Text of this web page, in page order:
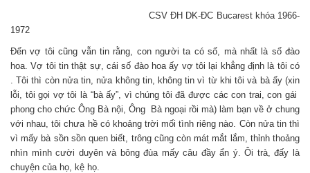
CSV ĐH DK-ĐC Bucarest khóa 1966-
1972
Đến vợ tôi cũng vẫn tin rằng, con người ta có số, mà nhất là số đào
hoa. Vợ tôi tin thật sự, cái số đào hoa ấy vợ tôi lại khẳng định là tôi có
. Tôi thì còn nửa tin, nửa không tin, không tin vì từ khi tôi và bà ấy (xin
lỗi, tôi gọi vợ tôi là “bà ấy”, vì chúng tôi đã được các con trai, con gái
phong cho chức Ông Bà nội, Ông Bà ngoại rồi mà) làm bạn về ở chung
với nhau, tôi chưa hề có khoảng trời mối tình riêng nào. Còn nửa tin thì
vì mấy bà sồn sồn quen biết, trông cũng còn mát mắt lắm, thỉnh thoảng
nhìn mình cười duyên và bông đùa mấy câu đầy ẩn ý. Ôi trà, đấy là
chuyện của họ, kệ họ.